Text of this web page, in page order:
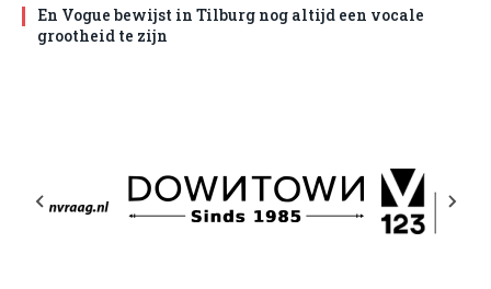
En Vogue bewijst in Tilburg nog altijd een vocale
grootheid te zijn